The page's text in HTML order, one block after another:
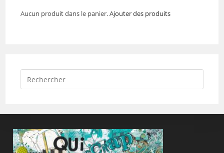
Aucun produit dans le panier.Ajouter des produits